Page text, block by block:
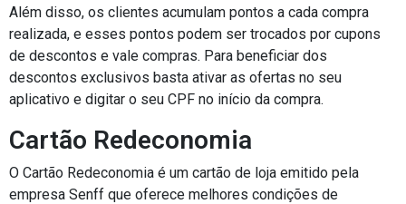
Além disso, os clientes acumulam pontos a cada compra
realizada, e esses pontos podem ser trocados por cupons
de descontos e vale compras. Para beneficiar dos
descontos exclusivos basta ativar as ofertas no seu
aplicativo e digitar o seu CPF no início da compra.
Cartão Redeconomia
O Cartão Redeconomia é um cartão de loja emitido pela
empresa Senff que oferece melhores condições de